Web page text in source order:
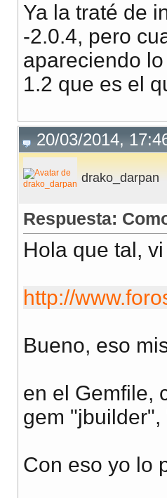
Ya la traté de
-2.0.4, pero
apareciendo
1.2 que es el
20/03/2014,
drako_darpan
Respuesta:
Hola que tal,
http://
Bueno, eso
en el Gemfile,
gem "jbuilder",
Con eso yo lo